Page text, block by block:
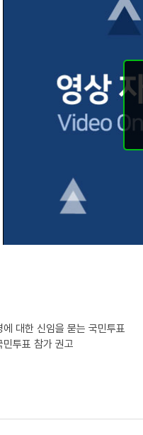
대한 신임을 묻는 국민투표
투표 참가 권고